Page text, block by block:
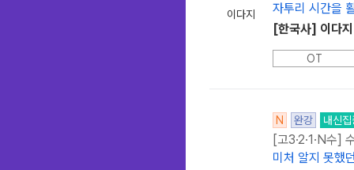
이다지
자투리 시간을
[한국사] 이다
OT
N 완강 내신집
[고3·2·1·N수]
미처 알지 못했